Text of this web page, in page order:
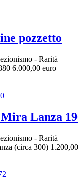
pozzetto
- Rarità
6.000,00 euro
Lanza
- Rarità
(circa 300)